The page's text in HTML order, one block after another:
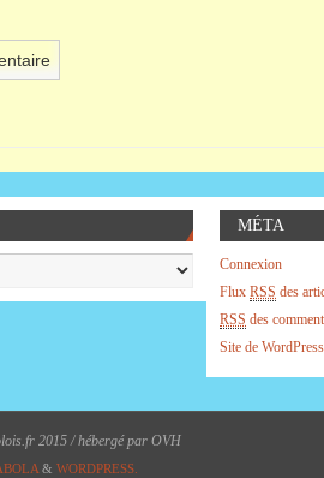
MÉTA
Connexion
Flux RSS des
RSS des
Site de
2015 / hébergé par OVH
& WORDPRESS.